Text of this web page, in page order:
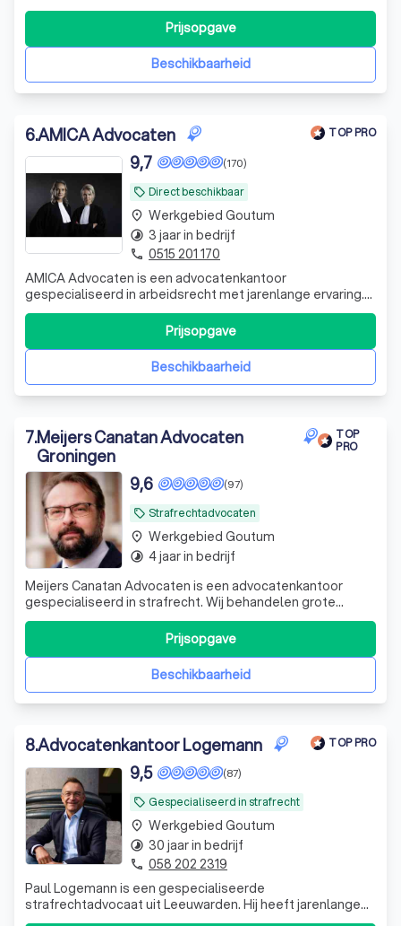
INHOUDELIJK Voetnoot Advocatuur heeft een sterke
inhoudelijke focus met (tot nu toe) uitstekende
resultaten. SOCIAAL Voetnoot Advocatuur gaat voor
rechtvaardigheid, redelijkheid, betro
Beschikbaarheid
Prijsopgave
6.AMICA Advocaten TOP PRO
local_offer Direct beschikbaar
(170)
9,7
AMICA Advocaten is een advocatenkantoor
gespecialiseerd in arbeidsrecht met jarenlange ervaring.
Wij schakelen snel en handelen adequaat, zonder hoge
drempel of extra kantoorkosten. Neem contact op!
Beschikbaarheid
Prijsopgave
place Werkgebied Goutum
timelapse 3 jaar in bedrijf
phone 0515 201 170
7.Meijers Canatan Advocaten
Groningen
TOP
PRO
local_offer Strafrechtadvocaten
(97)
9,6
Meijers Canatan Advocaten is een advocatenkantoor
gespecialiseerd in strafrecht. Wij behandelen grote
(internationale) strafzaken, maar wij nemen ook kleinere
zaken aan. Vanuit onze vestigingen in Amsterdam,
Schiphol en Groningen staan onze strafrechtadvocaten
verdachten in heel Nederland bij. In el
Beschikbaarheid
Prijsopgave
place Werkgebied Goutum
timelapse 4 jaar in bedrijf
8.Advocatenkantoor Logemann TOP PRO
local_offer Gespecialiseerd in strafrecht
(87)
9,5
Paul Logemann is een gespecialiseerde
strafrechtadvocaat uit Leeuwarden. Hij heeft jarenlange
ervaring in het strafrecht. Let op: Hij staat uitsluitend
place Werkgebied Goutum
timelapse 30 jaar in bedrijf
phone 058 202 2319